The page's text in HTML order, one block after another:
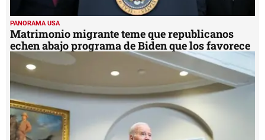
PANORAMA USA
Matrimonio migrante teme que republicanos
echen abajo programa de Biden que los favorece